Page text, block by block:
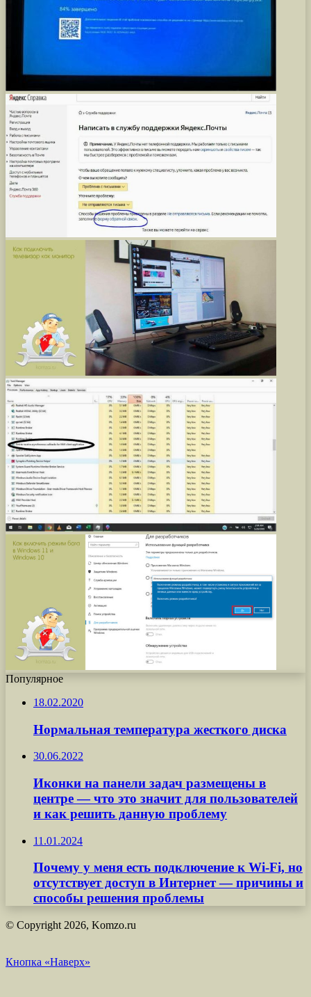
Популярное
18.02.2020
Нормальная температура жесткого диска
30.06.2022
Иконки на панели задач размещены в
центре — что это значит для пользователей
и как решить данную проблему
11.01.2024
Почему у меня есть подключение к Wi-Fi, но
отсутствует доступ в Интернет — причины и
способы решения проблемы
© Copyright 2026, Komzo.ru
Кнопка «Наверх»